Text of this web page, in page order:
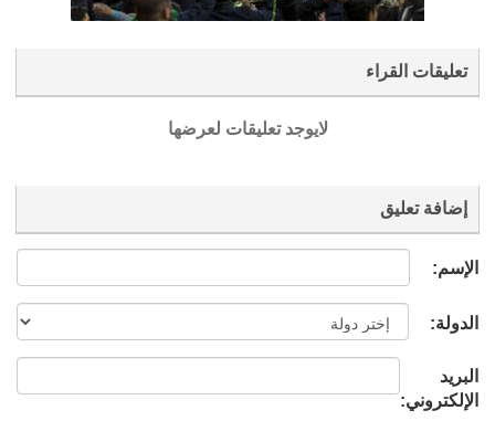
تعليقات القراء
لايوجد تعليقات لعرضها
إضافة تعليق
الإسم:
الدولة:
البريد
الإلكتروني: